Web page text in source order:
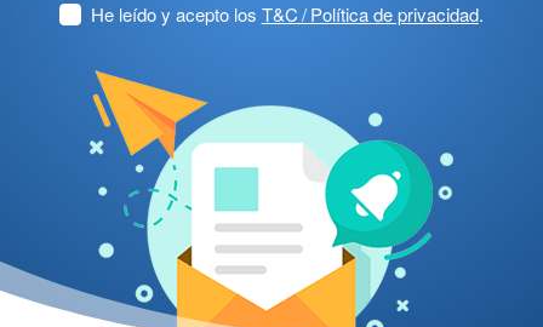
He leído y acepto los T&C / Política de privacidad.